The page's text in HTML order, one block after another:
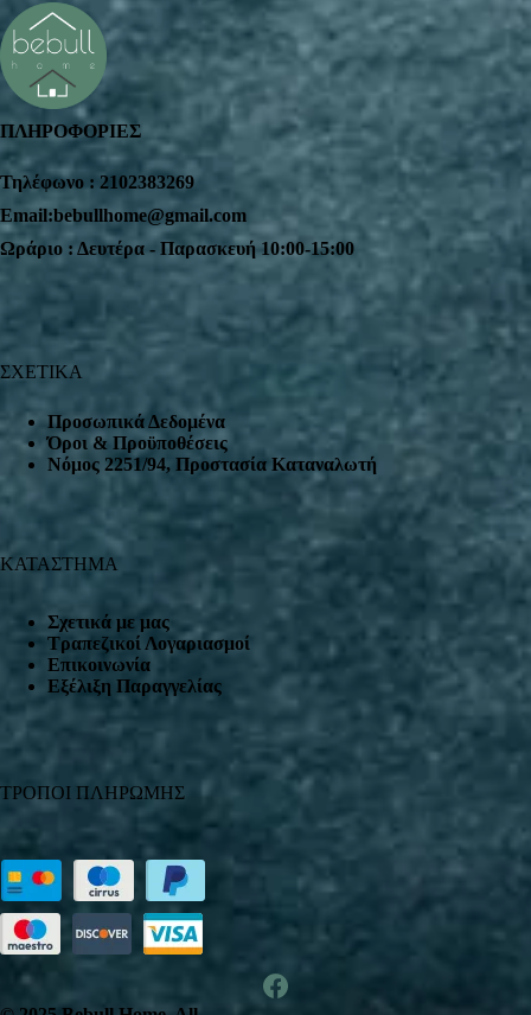
ΠΛΗΡΟΦΟΡΙΕΣ
Τηλέφωνο : 2102383269
Email:bebullhome@gmail.com
Ωράριο : Δευτέρα - Παρασκευή 10:00-15:00
ΣΧΕΤΙΚΑ
Προσωπικά Δεδομένα
Όροι & Προϋποθέσεις
Nόμος 2251/94, Προστασία Καταναλωτή
ΚΑΤΑΣΤΗΜΑ
Σχετικά με μας
Τραπεζικοί Λογαριασμοί
Επικοινωνία
Εξέλιξη Παραγγελίας
ΤΡΟΠΟΙ ΠΛΗΡΩΜΗΣ